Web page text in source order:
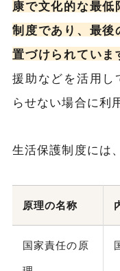
康で文化的な最
制度であり、最後
置づけられていま
援助などを活用し
らせない場合に利
生活保護制度には
原理の名称
国家責任の原